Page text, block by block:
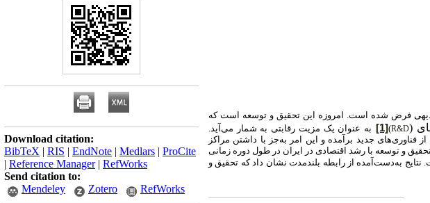
فرض شده است. امروزه این تحقیق و توسعه است که
(
R&D
)
[1] به عنوان یک مزیت رقابتی به شمار می‌آید.
جدید برآمده و این امر به‌جز با داشتن مراکز
و توسعه با رشد اقتصادی در ایران در طول دوره زمانی
به‌دست‌آمده از رابطه بلندمدت نشان داد که تحقیق و
Download citation:
BibTeX | RIS | EndNote | Medlars | ProCite
| Reference Manager| RefWorks
Send citation to:
Mendeley
Zotero RefWorks